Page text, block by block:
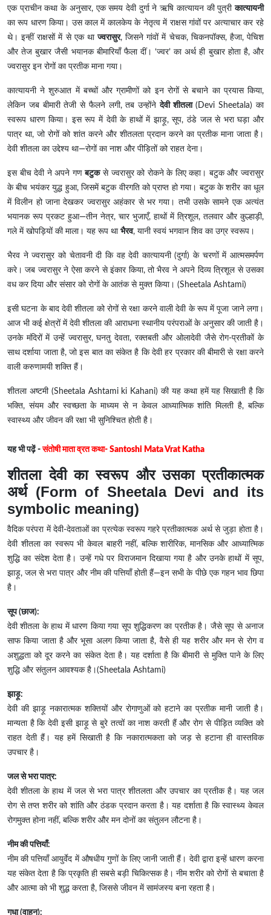
एक प्राचीन कथा के अनुसार, एक समय देवी दुर्गा ने ऋषि कात्यायन की पुत्रीकात्यायनी
का रूप धारण किया। उस काल में कालकेय के नेतृत्व में राक्षस गांवों पर अत्याचार कर रहे
थे। इन्हीं राक्षसों में से एक थाज्वरासुर, जिसने गांवों में चेचक, चिकनपॉक्स, हैजा, पेचिश
और तेज बुखार जैसी भयानक बीमारियाँ फैला दीं। ‘ज्वर’ का अर्थ ही बुखार होता है, और
ज्वरासुर इन रोगों का प्रतीक माना गया।
कात्यायनी ने शुरुआत में बच्चों और ग्रामीणों को इन रोगों से बचाने का प्रयास किया,
लेकिन जब बीमारी तेजी से फैलने लगी, तब उन्होंनेदेवी शीतला(Devi Sheetala) का
स्वरूप धारण किया। इस रूप में देवी के हाथों में झाड़ू, सूप, ठंडे जल से भरा घड़ा और
पात्र था, जो रोगों को शांत करने और शीतलता प्रदान करने का प्रतीक माना जाता है।
देवी शीतला का उद्देश्य था—रोगों का नाश और पीड़ितों को राहत देना।
इस बीच देवी ने अपने गणबटुकसे ज्वरासुर को रोकने के लिए कहा। बटुक और ज्वरासुर
के बीच भयंकर युद्ध हुआ, जिसमें बटुक वीरगति को प्राप्त हो गया। बटुक के शरीर का धूल
में विलीन हो जाना देखकर ज्वरासुर अहंकार से भर गया। तभी उसके सामने एक अत्यंत
भयानक रूप प्रकट हुआ—तीन नेत्र, चार भुजाएँ, हाथों में त्रिशूल, तलवार और कुल्हाड़ी,
गले में खोपड़ियों की माला। यह रूप था भैरव, यानी स्वयं भगवान शिव का उग्र स्वरूप।
भैरव ने ज्वरासुर को चेतावनी दी कि वह देवी कात्यायनी (दुर्गा) के चरणों में आत्मसमर्पण
करे। जब ज्वरासुर ने ऐसा करने से इंकार किया, तो भैरव ने अपने दिव्य त्रिशूल से उसका
वध कर दिया और संसार को रोगों के आतंक से मुक्त किया। (Sheetala Ashtami)
इसी घटना के बाद देवी शीतला को रोगों से रक्षा करने वाली देवी के रूप में पूजा जाने लगा।
आज भी कई क्षेत्रों में देवी शीतला की आराधना स्थानीय परंपराओं के अनुसार की जाती है।
उनके मंदिरों में उन्हें ज्वरासुर, घनतु देवता, रक्तबती और ओलादेवी जैसे रोग-प्रतीकों के
साथ दर्शाया जाता है, जो इस बात का संकेत है कि देवी हर प्रकार की बीमारी से रक्षा करने
वाली करुणामयी शक्ति हैं।
शीतला अष्टमी (Sheetala Ashtami ki Kahani) की यह कथा हमें यह सिखाती है कि
भक्ति, संयम और स्वच्छता के माध्यम से न केवल आध्यात्मिक शांति मिलती है, बल्कि
स्वास्थ्य और जीवन की रक्षा भी सुनिश्चित होती है।
यह भी पढ़ें -संतोषी माता व्रत कथा- Santoshi Mata Vrat Katha
शीतला देवी का स्वरूप और उसका प्रतीकात्मक
अर्थ (Form of Sheetala Devi and its
symbolic meaning)
वैदिक परंपरा में देवी-देवताओं का प्रत्येक स्वरूप गहरे प्रतीकात्मक अर्थ से जुड़ा होता है।
देवी शीतला का स्वरूप भी केवल बाहरी नहीं, बल्कि शारीरिक, मानसिक और आध्यात्मिक
शुद्धि का संदेश देता है। उन्हें गधे पर विराजमान दिखाया गया है और उनके हाथों में सूप,
झाड़ू, जल से भरा पात्र और नीम की पत्तियाँ होती हैं—इन सभी के पीछे एक गहन भाव छिपा
है।
सूप (छाज):
देवी शीतला के हाथ में धारण किया गया सूप शुद्धिकरण का प्रतीक है। जैसे सूप से अनाज
साफ किया जाता है और भूसा अलग किया जाता है, वैसे ही यह शरीर और मन से रोग व
अशुद्धता को दूर करने का संकेत देता है। यह दर्शाता है कि बीमारी से मुक्ति पाने के लिए
शुद्धि और संतुलन आवश्यक है।(Sheetala Ashtami)
झाड़ू:
देवी की झाड़ू नकारात्मक शक्तियों और रोगाणुओं को हटाने का प्रतीक मानी जाती है।
मान्यता है कि देवी इसी झाड़ू से बुरे तत्वों का नाश करती हैं और रोग से पीड़ित व्यक्ति को
राहत देती हैं। यह हमें सिखाती है कि नकारात्मकता को जड़ से हटाना ही वास्तविक
उपचार है।
जल से भरा पात्र:
देवी शीतला के हाथ में जल से भरा पात्र शीतलता और उपचार का प्रतीक है। यह जल
रोग से तप्त शरीर को शांति और ठंडक प्रदान करता है। यह दर्शाता है कि स्वास्थ्य केवल
रोगमुक्त होना नहीं, बल्कि शरीर और मन दोनों का संतुलन लौटना है।
नीम की पत्तियाँ:
नीम की पत्तियाँ आयुर्वेद में औषधीय गुणों के लिए जानी जाती हैं। देवी द्वारा इन्हें धारण करना
यह संकेत देता है कि प्रकृति ही सबसे बड़ी चिकित्सक है। नीम शरीर को रोगों से बचाता है
और आत्मा को भी शुद्ध करता है, जिससे जीवन में सामंजस्य बना रहता है।
गधा (वाहन):